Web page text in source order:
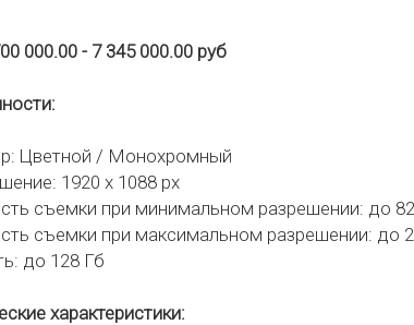
000.00 - 7 345 000.00 руб
Цветной / Монохромный
1920 х 1088 px
съемки при минимальном разрешении: до
съемки при максимальном разрешении: до
до 128 Гб
характеристики: